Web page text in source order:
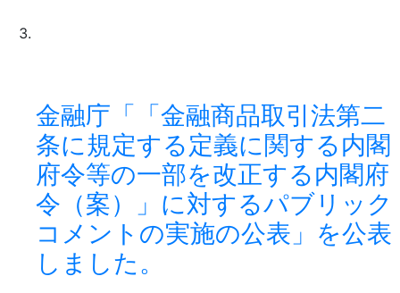
金融庁「「金融商品取引法第二
条に規定する定義に関する内閣
府令等の一部を改正する内閣府
令（案）」に対するパブリック
コメントの実施の公表」を公表
しました。